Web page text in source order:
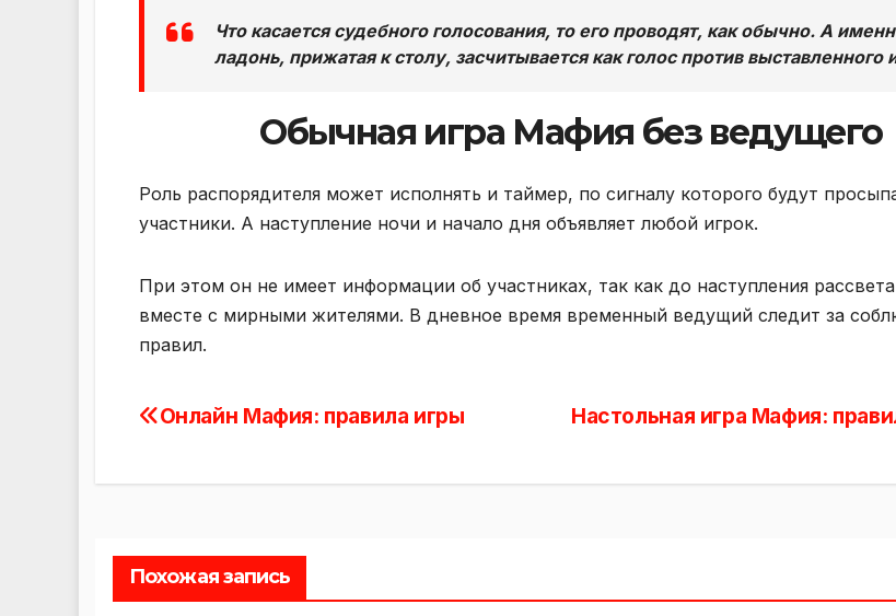
Что касается судебного голосования, то его проводят, как обычно. А
ладонь, прижатая к столу, засчитывается как голос против выставленного
Обычная игра Мафия без ведущего
Роль распорядителя может исполнять и таймер, по сигналу которого будут
участники. А наступление ночи и начало дня объявляет любой игрок.
При этом он не имеет информации об участниках, так как до наступления
вместе с мирными жителями. В дневное время временный ведущий следит за
правил.
Навигация
Настольная игра Мафия:
Онлайн Мафия: правила игры
Похожая запись